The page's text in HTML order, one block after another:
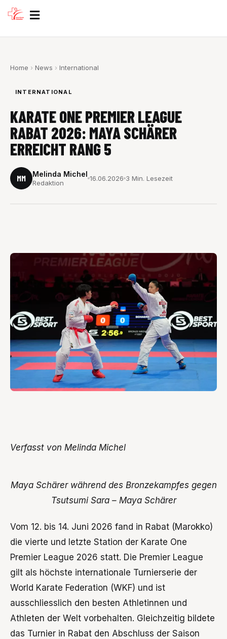
Zum
Inhalt
Home › News › International
INTERNATIONAL
KARATE ONE PREMIER LEAGUE
RABAT 2026: MAYA SCHÄRER
ERREICHT RANG 5
MM Melinda Michel
Redaktion
16.06.2026 3 Min. Lesezeit
Verfasst von Melinda Michel
Maya Schärer während des Bronzekampfes gegen
Tsutsumi Sara – Maya Schärer
Vom 12. bis 14. Juni 2026 fand in Rabat (Marokko)
die vierte und letzte Station der Karate One
Premier League 2026 statt. Die Premier League
gilt als höchste internationale Turnierserie der
World Karate Federation (WKF) und ist
ausschliesslich den besten Athletinnen und
Athleten der Welt vorbehalten. Gleichzeitig bildete
das Turnier in Rabat den Abschluss der Saison